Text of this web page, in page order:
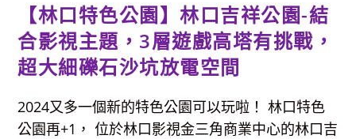
日
式
佈
景，
還
可
穿
服
入
鏡。
【林口特色公園】林口吉祥公園-結
合影視主題，3層遊戲高塔有挑戰，
超大細礫石沙坑放電空間
2024又多一個新的特色公園可以玩啦！ 林口特色
公園再+1， 位於林口影視金三角商業中心的林口吉